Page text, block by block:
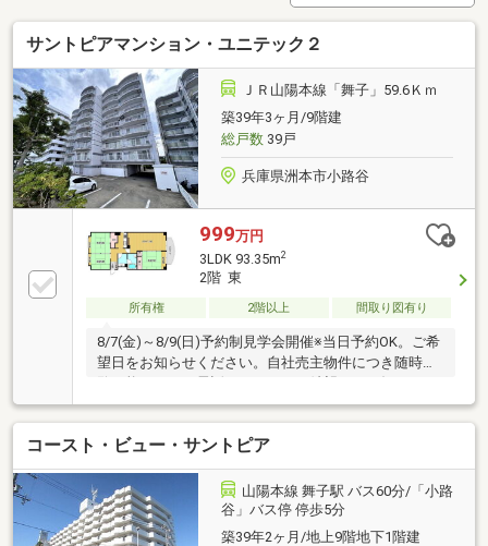
サントピアマンション・ユニテック２
ＪＲ山陽本線「舞子」59.6Ｋｍ
築39年3ヶ月/9階建
総戸数39戸
兵庫県洲本市小路谷
999万円
3LDK 93.35m2
2階 東
所有権 2階以上 間取り図有り
8/7(金)～8/9(日)予約制見学会開催※当日予約OK。ご希
望日をお知らせください。自社売主物件につき随時内
ださい。【おすすめポイント】バルコニーから海が見
えるお部屋です。・ファミリーマートサントピアマリ
ーナ店様まで約450ｍ（徒歩約6分）
コースト・ビュー・サントピア
山陽本線 舞子駅 バス60分/「小路
谷」バス停 停歩5分
築39年2ヶ月/地上9階地下1階建